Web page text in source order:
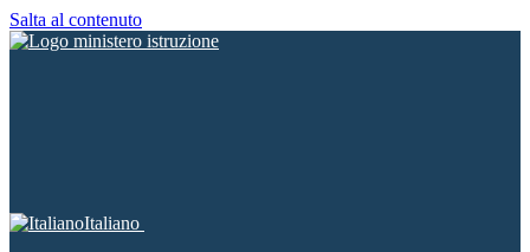
Salta al contenuto
Italiano